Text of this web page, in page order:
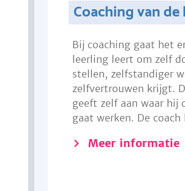
Coaching van
Bij coaching gaat het
leerling leert om zelf
stellen, zelfstandiger
zelfvertrouwen krijgt.
geeft zelf aan waar hij
gaat werken. De coach
Meer informatie